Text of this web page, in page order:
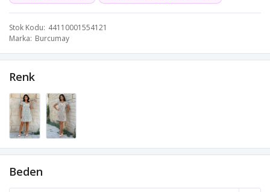
Stok Kodu 44110001554121
Marka Burcumay
Renk
Beden